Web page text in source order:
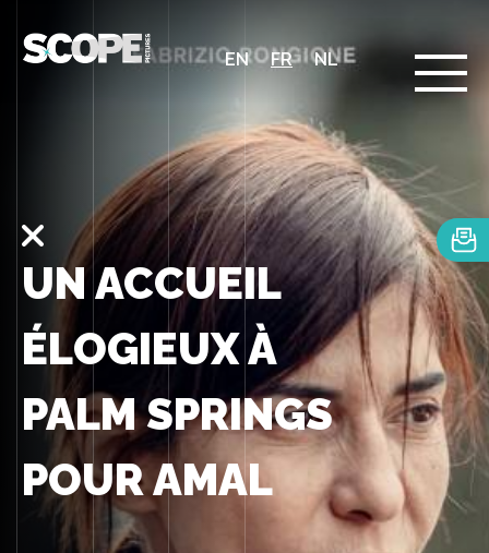
EN FR NL
UN ACCUEIL
ÉLOGIEUX À
PALM SPRINGS
POUR AMAL